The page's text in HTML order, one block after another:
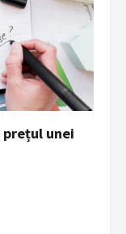
prețul unei